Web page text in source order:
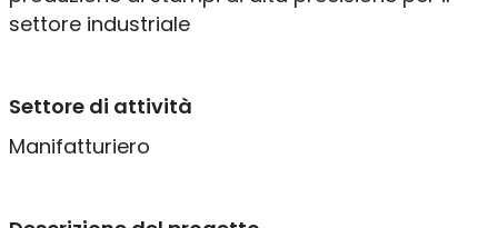
Progettazione IT
Chi siamo
settore industriale
Settore di attività
Manifatturiero